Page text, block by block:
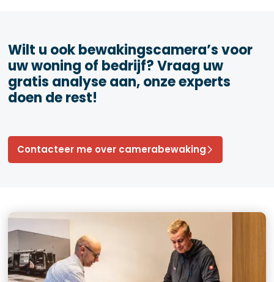
Wilt u ook bewakingscamera’s voor
uw woning of bedrijf? Vraag uw
gratis analyse aan, onze experts
doen de rest!
Contacteer me over camerabewaking